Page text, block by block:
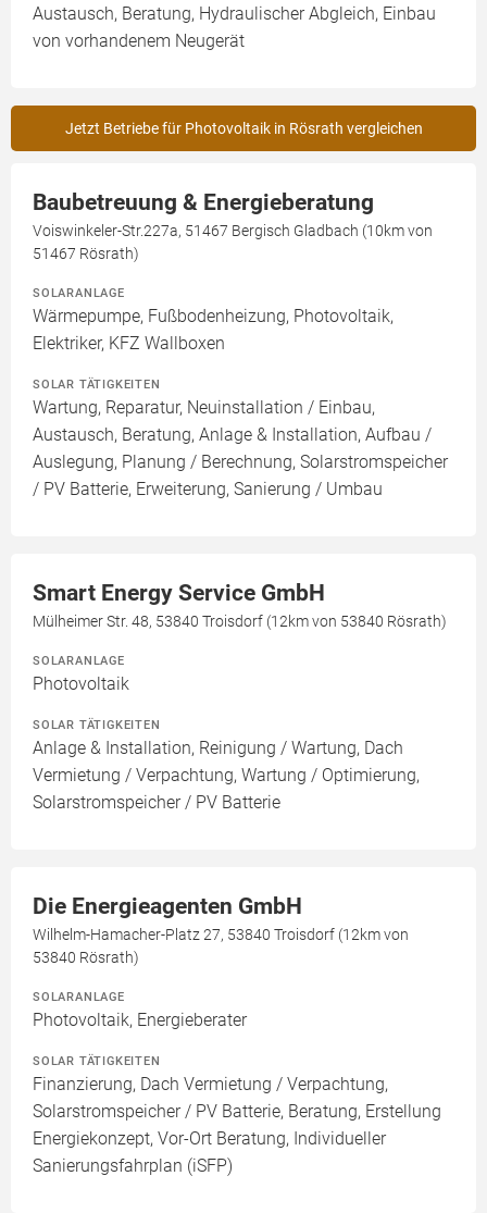
Austausch, Beratung, Hydraulischer Abgleich, Einbau
von vorhandenem Neugerät
Jetzt Betriebe für Photovoltaik in Rösrath vergleichen
Baubetreuung & Energieberatung
Voiswinkeler-Str.227a, 51467 Bergisch Gladbach (10km von
51467 Rösrath)
SOLARANLAGE
Wärmepumpe, Fußbodenheizung, Photovoltaik,
Elektriker, KFZ Wallboxen
SOLAR TÄTIGKEITEN
Wartung, Reparatur, Neuinstallation / Einbau,
Austausch, Beratung, Anlage & Installation, Aufbau /
Auslegung, Planung / Berechnung, Solarstromspeicher
/ PV Batterie, Erweiterung, Sanierung / Umbau
Smart Energy Service GmbH
Mülheimer Str. 48, 53840 Troisdorf (12km von 53840 Rösrath)
SOLARANLAGE
Photovoltaik
SOLAR TÄTIGKEITEN
Anlage & Installation, Reinigung / Wartung, Dach
Vermietung / Verpachtung, Wartung / Optimierung,
Solarstromspeicher / PV Batterie
Die Energieagenten GmbH
Wilhelm-Hamacher-Platz 27, 53840 Troisdorf (12km von
53840 Rösrath)
SOLARANLAGE
Photovoltaik, Energieberater
SOLAR TÄTIGKEITEN
Finanzierung, Dach Vermietung / Verpachtung,
Solarstromspeicher / PV Batterie, Beratung, Erstellung
Energiekonzept, Vor-Ort Beratung, Individueller
Sanierungsfahrplan (iSFP)